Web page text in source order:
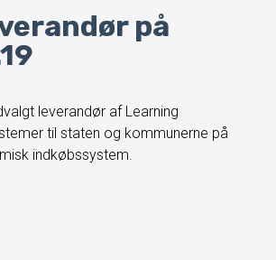
på
leverandør af Learning
til staten og kommunerne på
indkøbssystem.